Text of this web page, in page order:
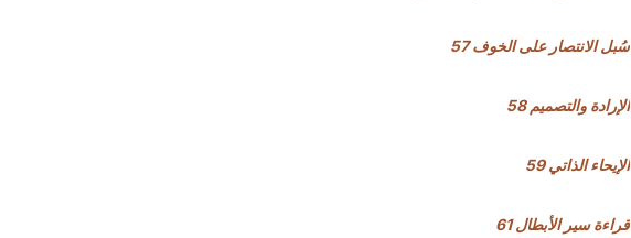
سُبل الانتصار على الخوف 57
الإرادة والتصميم 58
الإيحاء الذاتي 59
قراءة سير الأبطال 61